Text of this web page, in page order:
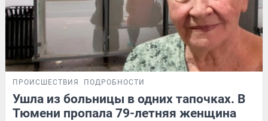
ПРОИСШЕСТВИЯ ПОДРОБНОСТИ
Ушла из больницы в одних тапочках. В
Тюмени пропала 79-летняя женщина